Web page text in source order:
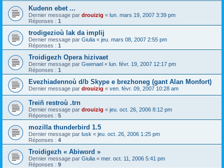
Kudenn ebet ...
Dernier message par drouizig « lun. mars 19, 2007 3:39 pm
Réponses : 1
trodigezioù lak da implij
Dernier message par Giulia « jeu. mars 08, 2007 2:55 pm
Réponses : 1
Troidigezh Opera hizivaet
Dernier message par Gwenael « lun. févr. 19, 2007 12:17 pm
Réponses : 1
Evezhiadennoù d/b Skype e brezhoneg (gant Alan Monfort)
Dernier message par drouizig « ven. févr. 09, 2007 10:28 am
Treiñ restroù .trn
Dernier message par drouizig « jeu. oct. 26, 2006 8:12 pm
Réponses : 5
mozilla thunderbird 1.5
Dernier message par lusk « jeu. oct. 26, 2006 1:25 pm
Réponses : 4
Troidigezh « Abiword »
Dernier message par Giulia « mer. oct. 11, 2006 5:41 pm
Réponses : 9